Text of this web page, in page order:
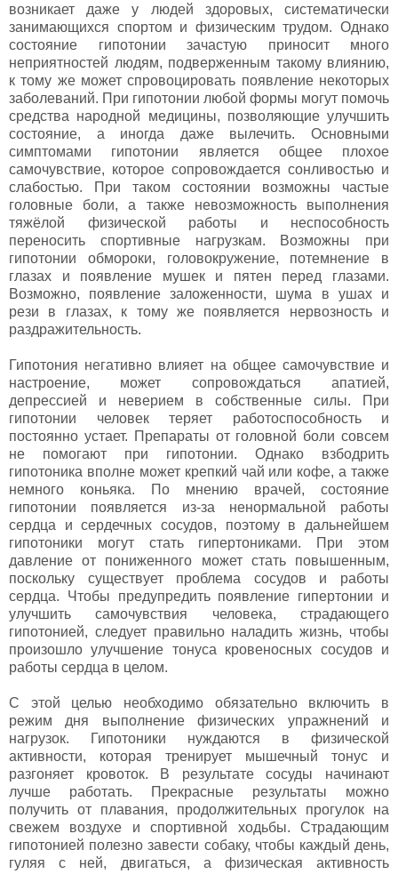
возникает даже у людей здоровых, систематически
занимающихся спортом и физическим трудом. Однако
состояние гипотонии зачастую приносит много
неприятностей людям, подверженным такому влиянию,
к тому же может спровоцировать появление некоторых
заболеваний. При гипотонии любой формы могут помочь
средства народной медицины, позволяющие улучшить
состояние, а иногда даже вылечить. Основными
симптомами гипотонии является общее плохое
самочувствие, которое сопровождается сонливостью и
слабостью. При таком состоянии возможны частые
головные боли, а также невозможность выполнения
тяжёлой физической работы и неспособность
переносить спортивные нагрузкам. Возможны при
гипотонии обмороки, головокружение, потемнение в
глазах и появление мушек и пятен перед глазами.
Возможно, появление заложенности, шума в ушах и
рези в глазах, к тому же появляется нервозность и
раздражительность.
Гипотония негативно влияет на общее самочувствие и
настроение, может сопровождаться апатией,
депрессией и неверием в собственные силы. При
гипотонии человек теряет работоспособность и
постоянно устает. Препараты от головной боли совсем
не помогают при гипотонии. Однако взбодрить
гипотоника вполне может крепкий чай или кофе, а также
немного коньяка. По мнению врачей, состояние
гипотонии появляется из-за ненормальной работы
сердца и сердечных сосудов, поэтому в дальнейшем
гипотоники могут стать гипертониками. При этом
давление от пониженного может стать повышенным,
поскольку существует проблема сосудов и работы
сердца. Чтобы предупредить появление гипертонии и
улучшить самочувствия человека, страдающего
гипотонией, следует правильно наладить жизнь, чтобы
произошло улучшение тонуса кровеносных сосудов и
работы сердца в целом.
С этой целью необходимо обязательно включить в
режим дня выполнение физических упражнений и
нагрузок. Гипотоники нуждаются в физической
активности, которая тренирует мышечный тонус и
разгоняет кровоток. В результате сосуды начинают
лучше работать. Прекрасные результаты можно
получить от плавания, продолжительных прогулок на
свежем воздухе и спортивной ходьбы. Страдающим
гипотонией полезно завести собаку, чтобы каждый день,
гуляя с ней, двигаться, а физическая активность